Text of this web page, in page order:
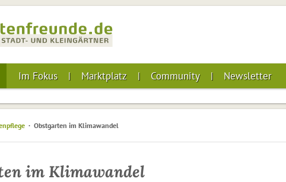
Im Fokus Marktplatz Community Newsletter
Obstgarten im Klimawandel
im Klimawandel